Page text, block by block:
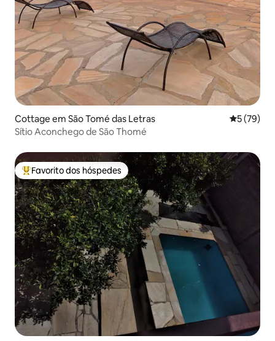
Cottage em São Tomé das Letras
5 (79)
Sítio Aconchego de São Thomé
Favoritos dos hóspedes mais apreciados
Favorito dos hóspedes